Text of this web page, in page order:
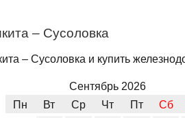
– Сусоловка
– Сусоловка и купить
Сентябрь 2026
Пн
Вт Ср Чт Пт Сб